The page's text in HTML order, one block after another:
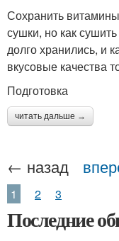
Сохранить
сушки, но как
долго хранились, и
вкусовые качества
Подготовка
читать дальше →
← назад
1 2 3
Последние